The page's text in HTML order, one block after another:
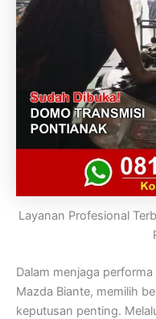
Layanan Profesional
Dalam menjaga
Mazda Biante, memilih
keputusan penting.